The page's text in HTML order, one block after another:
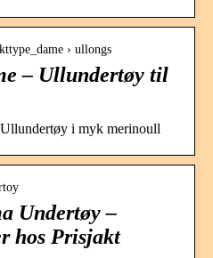
› ullongs
– Ullundertøy til
i myk merinoull
Undertøy –
hos Prisjakt